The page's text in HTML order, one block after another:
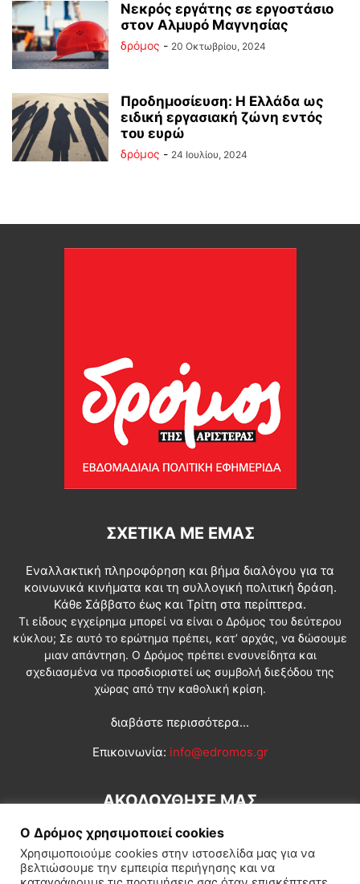
Νεκρός εργάτης σε εργοστάσιο
στον Αλμυρό Μαγνησίας
δρόμος - 20 Οκτωβρίου, 2024
Προδημοσίευση: Η Ελλάδα ως
ειδική εργασιακή ζώνη εντός
του ευρώ
δρόμος - 24 Ιουλίου, 2024
ΣΧΕΤΙΚΆ ΜΕ ΕΜΆΣ
Εναλλακτική πληροφόρηση και βήμα διαλόγου για τα
κοινωνικά κινήματα και τη συλλογική πολιτική δράση.
Κάθε Σάββατο έως και Τρίτη στα περίπτερα.
Τι είδους εγχείρημα μπορεί να είναι ο Δρόμος του δεύτερου
κύκλου; Σε αυτό το ερώτημα πρέπει, κατ’ αρχάς, να δώσουμε
μιαν απάντηση. Ο Δρόμος πρέπει ενσυνείδητα και
σχεδιασμένα να προσδιοριστεί ως συμβολή διεξόδου της
χώρας από την καθολική κρίση.
διαβάστε περισσότερα...
Επικοινωνία: info@edromos.gr
ΑΚΟΛΟΥΘΗΣΕ ΜΑΣ
Ο Δρόμος χρησιμοποιεί cookies
Χρησιμοποιούμε cookies στην ιστοσελίδα μας για να
βελτιώσουμε την εμπειρία περιήγησης και να